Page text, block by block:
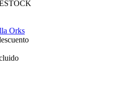
Orks